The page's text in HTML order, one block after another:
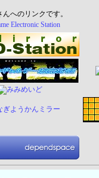
へのリンクです。